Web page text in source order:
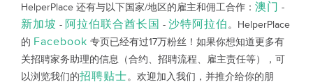
HelperPlace 还有与以下国家/地区的雇主和佣工合作： 澳门 -
新加坡 - 阿拉伯联合酋长国 - 沙特阿拉伯。HelperPlace
的 Facebook 专页已经有过17万粉丝！如果你想知道更多有
关招聘家务助理的信息（合约、招聘流程、雇主责任等），可
以浏览我们的招聘贴士。欢迎加入我们，并推介给你的朋